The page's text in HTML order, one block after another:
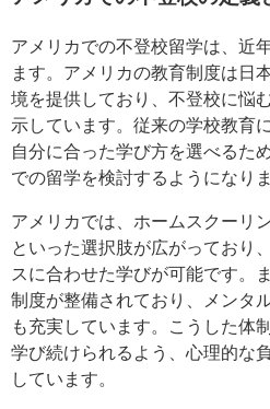
アメリカでの不登校留学は、近
ます。アメリカの教育制度は日
境を提供しており、不登校に悩
示しています。従来の学校教育
自分に合った学び方を選べるた
での留学を検討するようになりま
アメリカでは、ホームスクーリ
といった選択肢が広がっており
スに合わせた学びが可能です。
制度が整備されており、メンタ
も充実しています。こうした体
学び続けられるよう、心理的な
しています。